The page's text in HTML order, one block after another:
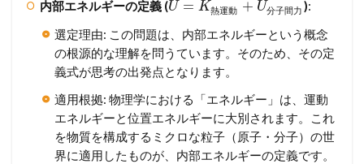
内部エネルギーの定義 (U = K熱運動 + U分子間力 ):
選定理由: この問題は、内部エネルギーという概念
の根源的な理解を問うています。そのため、その定
義式が思考の出発点となります。
適用根拠: 物理学における「エネルギー」は、運動
エネルギーと位置エネルギーに大別されます。これ
を物質を構成するミクロな粒子（原子・分子）の世
界に適用したものが、内部エネルギーの定義です。